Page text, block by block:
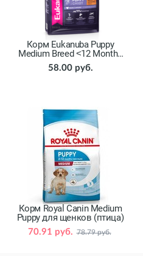
Корм Eukanuba Puppy
Medium Breed ˂12 Months
для щенков (птица)
58.00 руб.
Корм Royal Canin Medium
Puppy для щенков (птица)
70.91 руб. 78.79 руб.